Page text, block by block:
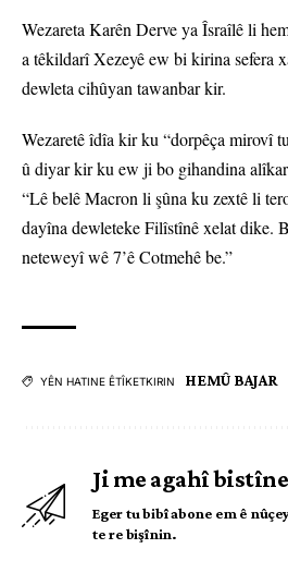
Wezareta Karên Derve ya Îsraîlê li
a têkildarî Xezeyê ew bi kirina sefera
dewleta cihûyan tawanbar kir.
Wezaretê îdîa kir ku “dorpêça mirovî
û diyar kir ku ew ji bo gihandina
“Lê belê Macron li şûna ku zextê li
dayîna dewleteke Filîstînê xelat dike.
neteweyî wê 7’ê Cotmehê be.”
YÊN HATINE ÊTÎKETKIRIN HEMÛ BAJAR
Ji me agahî
Eger tu bibî abone em ê
te re bişînin.